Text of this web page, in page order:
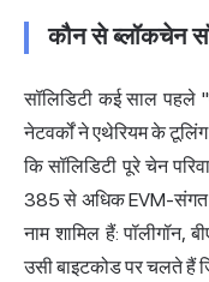
कौन से ब्लॉकचेन
सॉलिडिटी कई साल पहले
नेटवर्कों ने एथेरियम के
कि सॉलिडिटी पूरे चेन
385 से अधिक EVM-संगत
नाम शामिल हैं: पॉलीगॉन,
उसी बाइटकोड पर चलते